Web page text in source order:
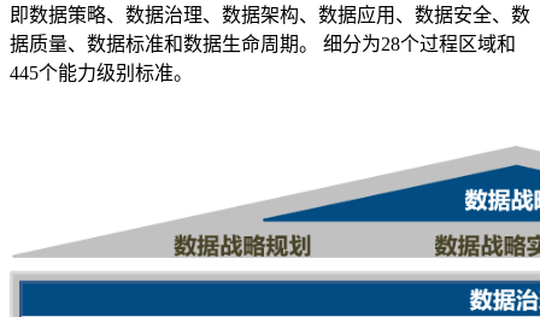
即数据策略、数据治理、数据架构、数据应用、数据安全、数
据质量、数据标准和数据生命周期。 细分为28个过程区域和
445个能力级别标准。